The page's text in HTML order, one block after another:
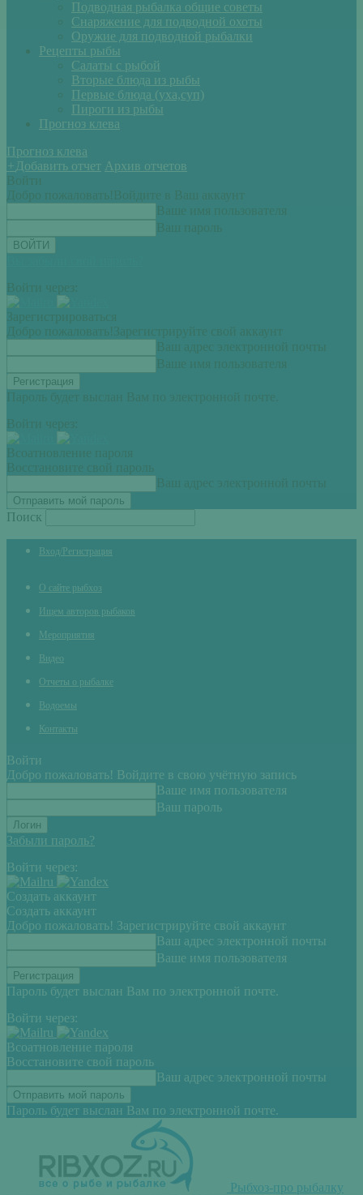
Подводная рыбалка общие советы
Снаряжение для подводной охоты
Оружие для подводной рыбалки
Рецепты рыбы
Салаты с рыбой
Вторые блюда из рыбы
Первые блюда (уха,суп)
Пироги из рыбы
Прогноз клева
Прогноз клева
+ Добавить отчет Архив отчетов
Войти
Добро пожаловать! Войдите в Ваш аккаунт
Ваше имя пользователя
Ваш пароль
Войти через:
Зарегистрироваться
Добро пожаловать! Зарегистрируйте свой аккаунт
Ваш адрес электронной почты
Ваше имя пользователя
Пароль будет выслан Вам по электронной почте.
Войти через:
Всоатновление пароля
Восстановите свой пароль
Ваш адрес электронной почты
Поиск
Вход/Регистрация
О сайте рыбхоз
Ищем авторов рыбаков
Мероприятия
Видео
Отчеты о рыбалке
Водоемы
Контакты
Войти
Добро пожаловать! Войдите в свою учётную запись
Ваше имя пользователя
Ваш пароль
Забыли пароль?
Войти через:
Создать аккаунт
Создать аккаунт
Добро пожаловать! Зарегистрируйте свой аккаунт
Ваш адрес электронной почты
Ваше имя пользователя
Пароль будет выслан Вам по электронной почте.
Войти через:
Всоатновление пароля
Восстановите свой пароль
Ваш адрес электронной почты
Пароль будет выслан Вам по электронной почте.
Рыбхоз-про рыбалку